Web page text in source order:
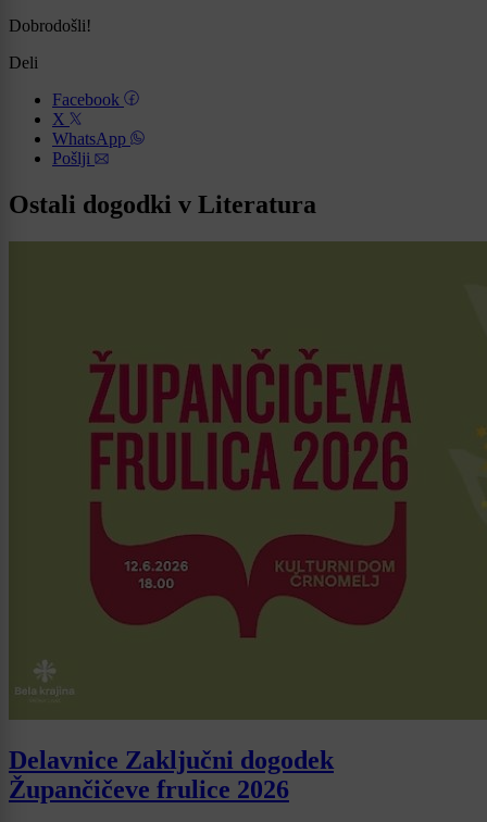
Dobrodošli!
Deli
Facebook
X
WhatsApp
Pošlji
Ostali dogodki v Literatura
Delavnice Zaključni dogodek
Župančičeve frulice 2026